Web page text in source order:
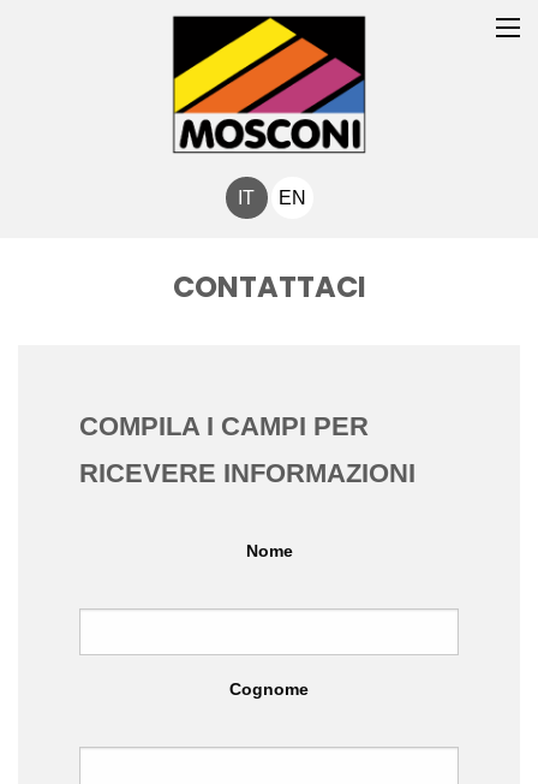
IT EN
CONTATTACI
COMPILA I CAMPI PER
RICEVERE INFORMAZIONI
Nome
Cognome